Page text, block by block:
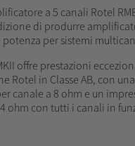
a 5 canali Rotel
di produrre
potenza per sistemi
offre prestazioni
Rotel in Classe AB, con
canale a 8 ohm e un
ohm con tutti i canali in